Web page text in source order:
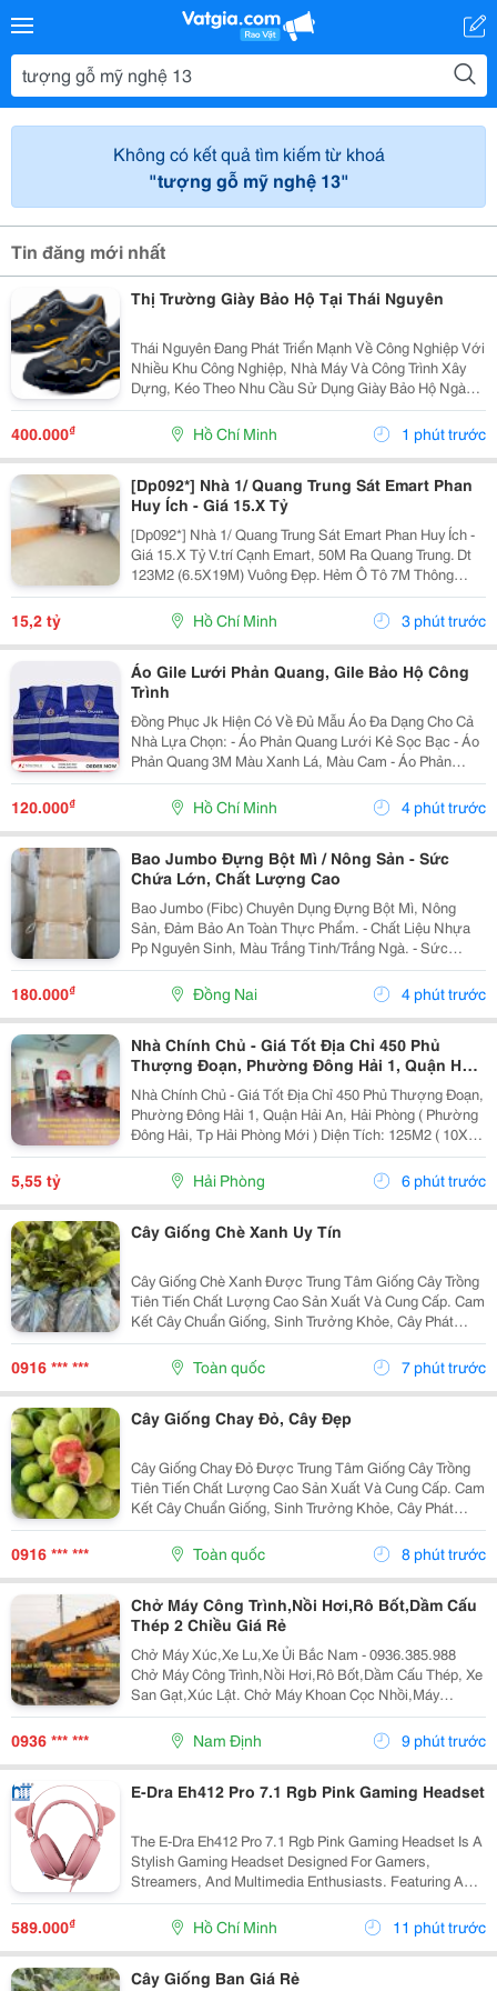
Không có kết quả tìm kiếm từ khoá
"tượng gỗ mỹ nghệ 13"
Tin đăng mới nhất
Thị Trường Giày Bảo Hộ Tại Thái Nguyên
Thái Nguyên Đang Phát Triển Mạnh Về Công Nghiệp Với
Nhiều Khu Công Nghiệp, Nhà Máy Và Công Trình Xây
Dựng, Kéo Theo Nhu Cầu Sử Dụng Giày Bảo Hộ Ngày
Càng Tăng. Không Chỉ Giúp Bảo Vệ Đôi Chân Trước
Các Rủi Ro Trong Môi Trường Làm Việc, Giày Bảo Hộ
400.000₫ Hồ Chí Minh 1 phút trước
[Dp092*] Nhà 1/ Quang Trung Sát Emart Phan
Huy Ích - Giá 15.X Tỷ
[Dp092*] Nhà 1/ Quang Trung Sát Emart Phan Huy Ích -
Giá 15.X Tỷ V.trí Cạnh Emart, 50M Ra Quang Trung. Dt
123M2 (6.5X19M) Vuông Đẹp. Hẻm Ô Tô 7M Thông
Thoáng. Kết Cấu 4T, Có 11Pn 11Tolet. Tiện Xây Mới. ▶️
Nhắn Tin Ngay Để Xem Nhà.
15,2 tỷ Hồ Chí Minh 3 phút trước
Áo Gile Lưới Phản Quang, Gile Bảo Hộ Công
Trình
Đồng Phục Jk Hiện Có Về Đủ Mẫu Áo Đa Dạng Cho Cả
Nhà Lựa Chọn: - Áo Phản Quang Lưới Kẻ Sọc Bạc - Áo
Phản Quang 3M Màu Xanh Lá, Màu Cam - Áo Phản
Quang Lưới May Thun Sườn - Áo Gile Túi Hộp 4 Túi , 6
Túi - Áo Ghile In Logo.... - Quần Áo Bảo...
120.000₫ Hồ Chí Minh 4 phút trước
Bao Jumbo Đựng Bột Mì / Nông Sản - Sức
Chứa Lớn, Chất Lượng Cao
Bao Jumbo (Fibc) Chuyên Dụng Đựng Bột Mì, Nông
Sản, Đảm Bảo An Toàn Thực Phẩm. - Chất Liệu Nhựa
Pp Nguyên Sinh, Màu Trắng Tinh/Trắng Ngà. - Sức
Chứa Từ 500Kg Đến 1500Kg. - Chống Ẩm, Chống Rò Rỉ
Hiệu Quả. - Có Ống Nạp, Ống Xả Tiện Lợi. - Đai...
180.000₫ Đồng Nai 4 phút trước
Nhà Chính Chủ - Giá Tốt Địa Chỉ 450 Phủ
Thượng Đoạn, Phường Đông Hải 1, Quận Hải
An, Hải Phòng
Nhà Chính Chủ - Giá Tốt Địa Chỉ 450 Phủ Thượng Đoạn,
Phường Đông Hải 1, Quận Hải An, Hải Phòng ( Phường
Đông Hải, Tp Hải Phòng Mới ) Diện Tích: 125M2 ( 10X12
) Giá Bán: 5 Tỷ 550 Triệu ( Thương Lượng ) Liên Hệ
Sđt/Zalo: 0972097385 Chính Chủ **...
5,55 tỷ Hải Phòng 6 phút trước
Cây Giống Chè Xanh Uy Tín
Cây Giống Chè Xanh Được Trung Tâm Giống Cây Trồng
Tiên Tiến Chất Lượng Cao Sản Xuất Và Cung Cấp. Cam
Kết Cây Chuẩn Giống, Sinh Trưởng Khỏe, Cây Phát
Triển Tốt, Chất Lượng Cao. Sđt/ Zalo: 0916.430.455
Đặc Điểm Cây Giống Chè Xanh Chè Xanh Là Giống
0916 *** *** Toàn quốc 7 phút trước
Cây Giống Chay Đỏ, Cây Đẹp
Cây Giống Chay Đỏ Được Trung Tâm Giống Cây Trồng
Tiên Tiến Chất Lượng Cao Sản Xuất Và Cung Cấp. Cam
Kết Cây Chuẩn Giống, Sinh Trưởng Khỏe, Cây Phát
Triển Tốt, Chất Lượng Cao. Sđt/ Zalo: 0916.430.455
Đặc Điểm Cây Giống Chay Đỏ Chay Đỏ Là Giống Cây
0916 *** *** Toàn quốc 8 phút trước
Chở Máy Công Trình,Nồi Hơi,Rô Bốt,Dầm Cấu
Thép 2 Chiều Giá Rẻ
Chở Máy Xúc,Xe Lu,Xe Ủi Bắc Nam - 0936.385.988
Chở Máy Công Trình,Nồi Hơi,Rô Bốt,Dầm Cấu Thép, Xe
San Gạt,Xúc Lật. Chở Máy Khoan Cọc Nhồi,Máy
Nghiền Đá,Trạm Trộn,Biến Thế. Nhận Chở Ghép Hàng
Hóa Máy Công Trình Đi Các Tỉnh Nam Bắc Giá Rẻ ...
0936 *** *** Nam Định 9 phút trước
E-Dra Eh412 Pro 7.1 Rgb Pink Gaming Headset
The E-Dra Eh412 Pro 7.1 Rgb Pink Gaming Headset Is A
Stylish Gaming Headset Designed For Gamers,
Streamers, And Multimedia Enthusiasts. Featuring A
Distinctive Pink Finish, Immersive 7.1 Virtual Surround
Sound , And Vibrant Rgb Lighting, It Delivers...
589.000₫ Hồ Chí Minh 11 phút trước
Cây Giống Ban Giá Rẻ